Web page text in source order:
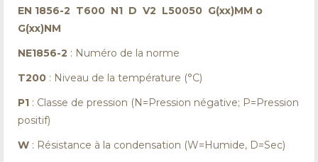
EN 1856-2 T600 N1 D V2 L50050 G(xx)MM o
G(xx)NM
NE1856-2 : Numéro de la norme
T200 : Niveau de la température (°C)
P1 : Classe de pression (N=Pression négative; P=Pression
positif)
W : Résistance à la condensation (W=Humide, D=Sec)